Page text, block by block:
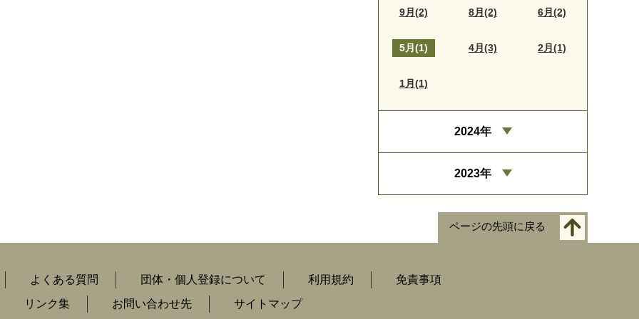
9月(2) 8月(2) 6月(2)
5月(1) 4月(3) 2月(1)
1月(1)
2024年
2023年
ページの先頭に戻る
よくある質問 団体・個人登録について 利用規約
免責事項
リンク集
お問い合わせ先 サイトマップ